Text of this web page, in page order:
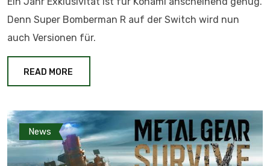
Denn Super Bomberman R auf der Switch wird nun
auch Versionen für.
READ MORE
News